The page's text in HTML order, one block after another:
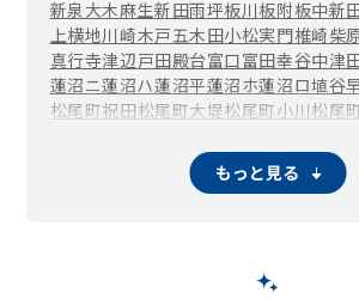
新泉 大木麻生新田雨坪板川板附板中新
上横地川崎木戸五木田小松実門椎崎柴
真行寺津辺戸田殿台富口富田幸谷中津
蓮沼ニ蓮沼ハ蓮沼平蓮沼ホ蓮沼ロ埴谷
松尾町祝田松尾町大堤松尾町小川松尾
松尾町五反田松尾町古和松
松尾町下野松尾町下之郷
麻生五反田
もっと見る